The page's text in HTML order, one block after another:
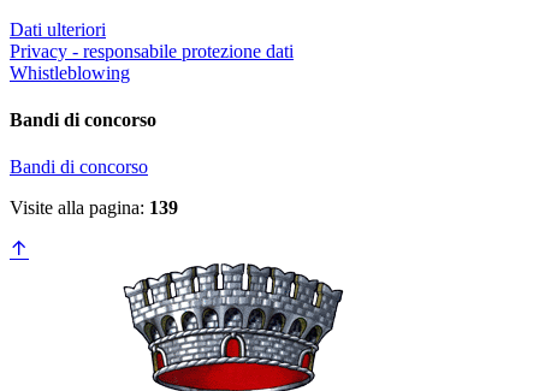
Dati ulteriori
Privacy - responsabile protezione dati
Whistleblowing
Bandi di concorso
Bandi di concorso
Visite alla pagina: 139